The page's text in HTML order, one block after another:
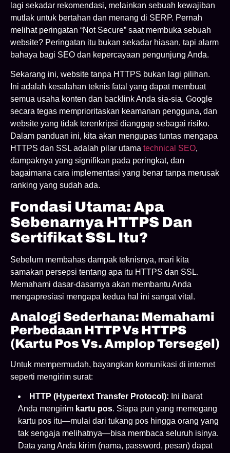
lagi sekadar rekomendasi, melainkan sebuah kewajiban
mutlak untuk bertahan dan menang di SERP. Pernah
melihat peringatan “Not Secure” saat membuka sebuah
website? Peringatan itu bukan sekadar hiasan, tapi alarm
bahaya bagi SEO dan kepercayaan pengunjung Anda.
Sekarang ini, website tanpa HTTPS bukan lagi pilihan.
Ini adalah kesalahan teknis fatal yang dapat membuat
semua usaha konten dan backlink Anda sia-sia. Google
secara tegas memprioritaskan keamanan pengguna, dan
website yang tidak terenkripsi dianggap sebagai risiko.
Dalam panduan ini, kita akan mengupas tuntas mengapa
HTTPS dan SSL adalah pilar utama technical SEO,
dampaknya yang signifikan pada peringkat, dan
bagaimana cara implementasi yang benar tanpa merusak
ranking yang sudah ada.
Fondasi Utama: Apa
Sebenarnya HTTPS Dan
Sertifikat SSL Itu?
Sebelum membahas dampak teknisnya, mari kita
samakan persepsi tentang apa itu HTTPS dan SSL.
Memahami dasar-dasarnya akan membantu Anda
mengapresiasi mengapa kedua hal ini sangat vital.
Analogi Sederhana: Memahami
Perbedaan HTTP Vs HTTPS
(Kartu Pos Vs. Amplop Tersegel)
Untuk mempermudah, bayangkan komunikasi di internet
seperti mengirim surat:
HTTP (Hypertext Transfer Protocol): Ini ibarat
Anda mengirim kartu pos. Siapa pun yang memegang
kartu pos itu—mulai dari tukang pos hingga orang yang
tak sengaja melihatnya—bisa membaca seluruh isinya.
Data yang Anda kirim (nama, password, pesan) dapat